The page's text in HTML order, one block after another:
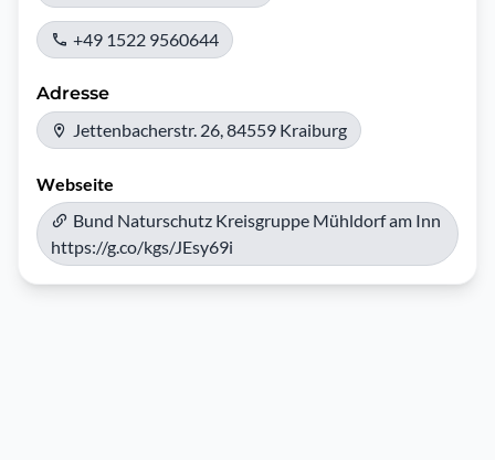
+49 1522 9560644
Adresse
Jettenbacherstr. 26, 84559 Kraiburg
Webseite
Bund Naturschutz Kreisgruppe Mühldorf am Inn
https://g.co/kgs/JEsy69i